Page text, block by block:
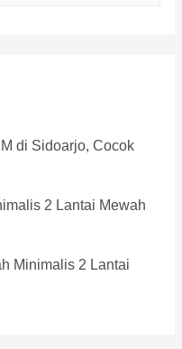
di Sidoarjo, Cocok
2 Lantai Mewah
Minimalis 2 Lantai